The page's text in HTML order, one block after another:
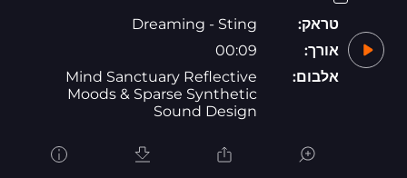
טראק:
Dreaming - Sting
אורך:
00:09
אלבום:
Mind Sanctuary Reflective
Moods & Sparse Synthetic
Sound Design